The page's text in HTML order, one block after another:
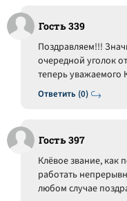
Гость 339
Ответить (0)
Поздравляем!!!
очередной уголок
теперь уважаемого
Гость 397
Клёвое звание, как
работать
любом случае